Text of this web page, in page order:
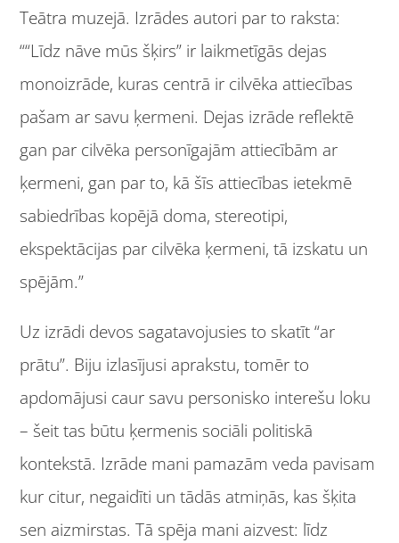
Teātra muzejā. Izrādes autori par to raksta:
““Līdz nāve mūs šķirs” ir laikmetīgās dejas
monoizrāde, kuras centrā ir cilvēka attiecības
pašam ar savu ķermeni. Dejas izrāde reflektē
gan par cilvēka personīgajām attiecībām ar
ķermeni, gan par to, kā šīs attiecības ietekmē
sabiedrības kopējā doma, stereotipi,
ekspektācijas par cilvēka ķermeni, tā izskatu un
spējām.”
Uz izrādi devos sagatavojusies to skatīt “ar
prātu”. Biju izlasījusi aprakstu, tomēr to
apdomājusi caur savu personisko interešu loku
– šeit tas būtu ķermenis sociāli politiskā
kontekstā. Izrāde mani pamazām veda pavisam
kur citur, negaidīti un tādās atmiņās, kas šķita
sen aizmirstas. Tā spēja mani aizvest: līdz